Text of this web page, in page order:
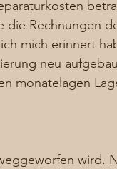
die Rechnungen
mich erinnert
neu
monatelagen
wird.